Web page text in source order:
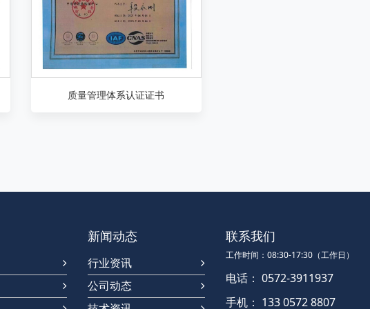
质量管理体系认证证书
新闻动态
行业资讯
公司动态
联系我们
工作时间：08:30-17:30（工作日）
电话： 0572-3911937
手机： 133 0572 8807